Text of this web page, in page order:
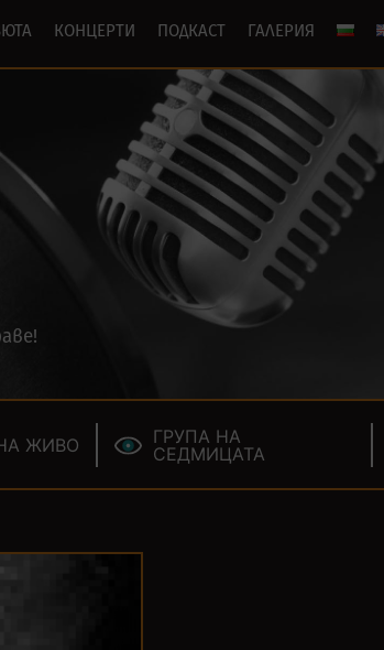
КОНЦЕРТИ ПОДКАСТ ГАЛЕРИЯ
ЖИВО
ГРУПА НА
СЕДМИЦАТА